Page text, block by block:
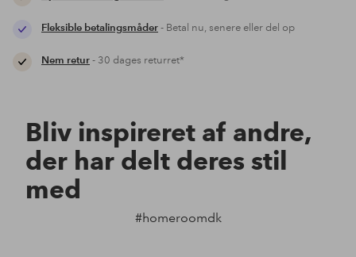
Fleksible betalingsmåder- Betal nu, senere eller del op
Nem retur- 30 dages returret*
Bliv inspireret af andre,
der har delt deres stil
med
#homeroomdk